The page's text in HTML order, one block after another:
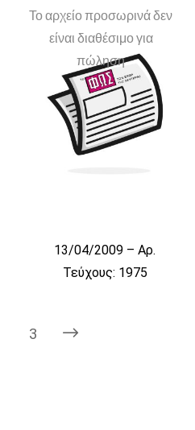
Το αρχείο προσωρινά δεν
είναι διαθέσιμο για
πώληση
13/04/2009 – Αρ.
Τεύχους: 1975
3